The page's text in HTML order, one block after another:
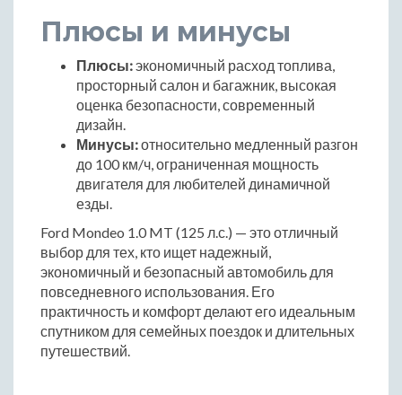
Плюсы и минусы
Плюсы:экономичный расход топлива,
просторный салон и багажник, высокая
оценка безопасности, современный
дизайн.
Минусы:относительно медленный разгон
до 100 км/ч, ограниченная мощность
двигателя для любителей динамичной
езды.
Ford Mondeo 1.0 MT (125 л.с.) — это отличный
выбор для тех, кто ищет надежный,
экономичный и безопасный автомобиль для
повседневного использования. Его
практичность и комфорт делают его идеальным
спутником для семейных поездок и длительных
путешествий.